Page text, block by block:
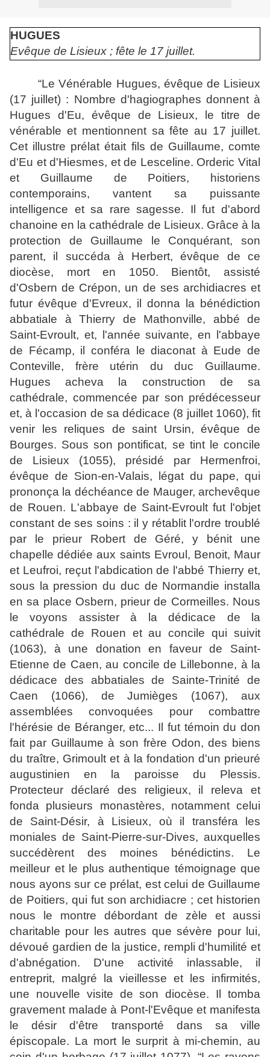
HUGUES
Evêque de Lisieux ; fête le 17 juillet.
“Le Vénérable Hugues, évêque de Lisieux
(17 juillet) : Nombre d'hagiographes donnent à
Hugues d'Eu, évêque de Lisieux, le titre de
vénérable et mentionnent sa fête au 17 juillet.
Cet illustre prélat était fils de Guillaume, comte
d'Eu et d'Hiesmes, et de Lesceline. Orderic Vital
et Guillaume de Poitiers, historiens
contemporains, vantent sa puissante
intelligence et sa rare sagesse. Il fut d'abord
chanoine en la cathédrale de Lisieux. Grâce à la
protection de Guillaume le Conquérant, son
parent, il succéda à Herbert, évêque de ce
diocèse, mort en 1050. Bientôt, assisté
d'Osbern de Crépon, un de ses archidiacres et
futur évêque d'Evreux, il donna la bénédiction
abbatiale à Thierry de Mathonville, abbé de
Saint-Evroult, et, l'année suivante, en l'abbaye
de Fécamp, il conféra le diaconat à Eude de
Conteville, frère utérin du duc Guillaume.
Hugues acheva la construction de sa
cathédrale, commencée par son prédécesseur
et, à l'occasion de sa dédicace (8 juillet 1060), fit
venir les reliques de saint Ursin, évêque de
Bourges. Sous son pontificat, se tint le concile
de Lisieux (1055), présidé par Hermenfroi,
évêque de Sion-en-Valais, légat du pape, qui
prononça la déchéance de Mauger, archevêque
de Rouen. L'abbaye de Saint-Evroult fut l'objet
constant de ses soins : il y rétablit l'ordre troublé
par le prieur Robert de Géré, y bénit une
chapelle dédiée aux saints Evroul, Benoit, Maur
et Leufroi, reçut l'abdication de l'abbé Thierry et,
sous la pression du duc de Normandie installa
en sa place Osbern, prieur de Cormeilles. Nous
le voyons assister à la dédicace de la
cathédrale de Rouen et au concile qui suivit
(1063), à une donation en faveur de Saint-
Etienne de Caen, au concile de Lillebonne, à la
dédicace des abbatiales de Sainte-Trinité de
Caen (1066), de Jumièges (1067), aux
assemblées convoquées pour combattre
l'hérésie de Béranger, etc... Il fut témoin du don
fait par Guillaume à son frère Odon, des biens
du traître, Grimoult et à la fondation d'un prieuré
augustinien en la paroisse du Plessis.
Protecteur déclaré des religieux, il releva et
fonda plusieurs monastères, notamment celui
de Saint-Désir, à Lisieux, où il transféra les
moniales de Saint-Pierre-sur-Dives, auxquelles
succédèrent des moines bénédictins. Le
meilleur et le plus authentique témoignage que
nous ayons sur ce prélat, est celui de Guillaume
de Poitiers, qui fut son archidiacre ; cet historien
nous le montre débordant de zèle et aussi
charitable pour les autres que sévère pour lui,
dévoué gardien de la justice, rempli d'humilité et
d'abnégation. D'une activité inlassable, il
entreprit, malgré la vieillesse et les infirmités,
une nouvelle visite de son diocèse. Il tomba
gravement malade à Pont-l'Evêque et manifesta
le désir d'être transporté dans sa ville
épiscopale. La mort le surprit à mi-chemin, au